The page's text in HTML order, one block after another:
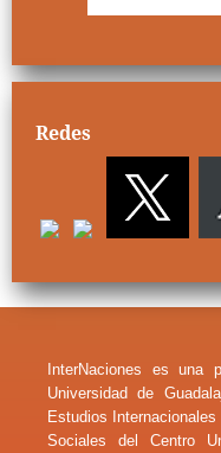
Redes
InterNaciones es una
Universidad de
Estudios
Sociales del Centro